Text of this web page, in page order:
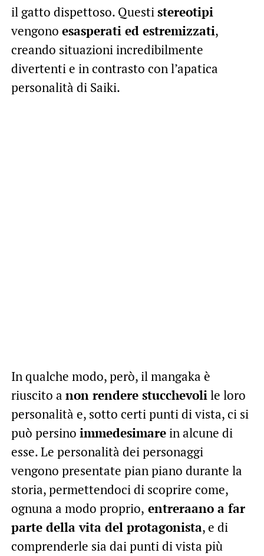
il gatto dispettoso. Questi stereotipi
vengono esasperati ed estremizzati,
creando situazioni incredibilmente
divertenti e in contrasto con l’apatica
personalità di Saiki.
In qualche modo, però, il mangaka è
riuscito a non rendere stucchevolile loro
personalità e, sotto certi punti di vista, ci si
può persino immedesimarein alcune di
esse. Le personalità dei personaggi
vengono presentate pian piano durante la
storia, permettendoci di scoprire come,
ognuna a modo proprio, entreraano a far
parte della vita del protagonista, e di
comprenderle sia dai punti di vista più